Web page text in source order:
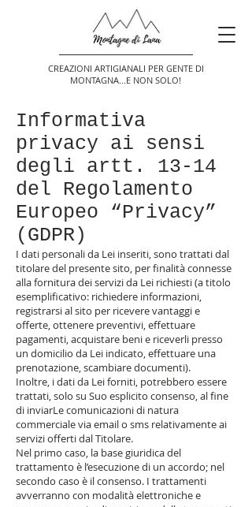
CREAZIONI ARTIGIANALI PER GENTE DI
MONTAGNA...E NON SOLO!
Informativa
privacy ai sensi
degli artt. 13-14
del Regolamento
Europeo “Privacy”
(GDPR)
I dati personali da Lei inseriti, sono trattati dal
titolare del presente sito, per finalità connesse
alla fornitura dei servizi da Lei richiesti (a titolo
esemplificativo: richiedere informazioni,
registrarsi al sito per ricevere vantaggi e
offerte, ottenere preventivi, effettuare
pagamenti, acquistare beni e riceverli presso
un domicilio da Lei indicato, effettuare una
prenotazione, scambiare documenti).
Inoltre, i dati da Lei forniti, potrebbero essere
trattati, solo su Suo esplicito consenso, al fine
di inviarLe comunicazioni di natura
commerciale via email o sms relativamente ai
servizi offerti dal Titolare.
Nel primo caso, la base giuridica del
trattamento è l’esecuzione di un accordo; nel
secondo caso è il consenso. I trattamenti
avverranno con modalità elettroniche e